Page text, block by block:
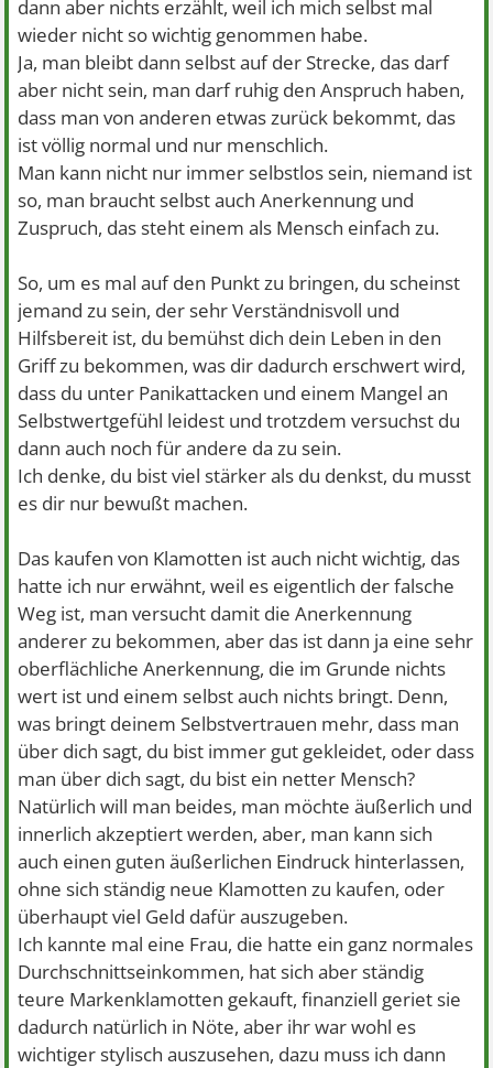
dann aber nichts erzählt, weil ich mich selbst mal
wieder nicht so wichtig genommen habe.
Ja, man bleibt dann selbst auf der Strecke, das darf
aber nicht sein, man darf ruhig den Anspruch haben,
dass man von anderen etwas zurück bekommt, das
ist völlig normal und nur menschlich.
Man kann nicht nur immer selbstlos sein, niemand ist
so, man braucht selbst auch Anerkennung und
Zuspruch, das steht einem als Mensch einfach zu.
So, um es mal auf den Punkt zu bringen, du scheinst
jemand zu sein, der sehr Verständnisvoll und
Hilfsbereit ist, du bemühst dich dein Leben in den
Griff zu bekommen, was dir dadurch erschwert wird,
dass du unter Panikattacken und einem Mangel an
Selbstwertgefühl leidest und trotzdem versuchst du
dann auch noch für andere da zu sein.
Ich denke, du bist viel stärker als du denkst, du musst
es dir nur bewußt machen.
Das kaufen von Klamotten ist auch nicht wichtig, das
hatte ich nur erwähnt, weil es eigentlich der falsche
Weg ist, man versucht damit die Anerkennung
anderer zu bekommen, aber das ist dann ja eine sehr
oberflächliche Anerkennung, die im Grunde nichts
wert ist und einem selbst auch nichts bringt. Denn,
was bringt deinem Selbstvertrauen mehr, dass man
über dich sagt, du bist immer gut gekleidet, oder dass
man über dich sagt, du bist ein netter Mensch?
Natürlich will man beides, man möchte äußerlich und
innerlich akzeptiert werden, aber, man kann sich
auch einen guten äußerlichen Eindruck hinterlassen,
ohne sich ständig neue Klamotten zu kaufen, oder
überhaupt viel Geld dafür auszugeben.
Ich kannte mal eine Frau, die hatte ein ganz normales
Durchschnittseinkommen, hat sich aber ständig
teure Markenklamotten gekauft, finanziell geriet sie
dadurch natürlich in Nöte, aber ihr war wohl es
wichtiger stylisch auszusehen, dazu muss ich dann